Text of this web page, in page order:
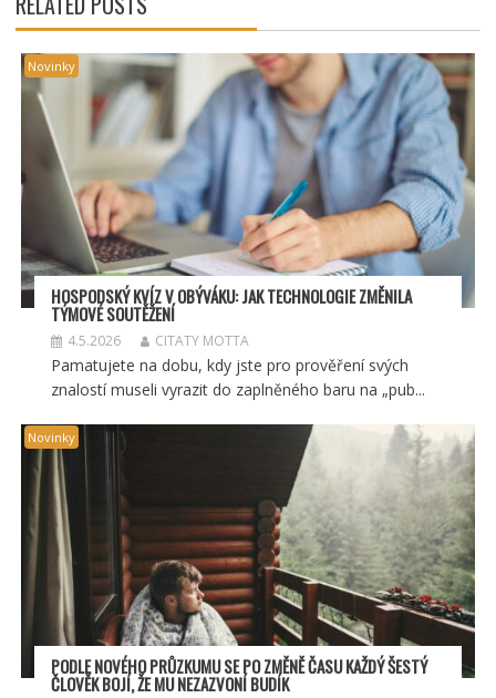
Novinky
HOSPODSKÝKVÍZ V OBÝVÁKU: JAK TECHNOLOGIE ZMĚNILA
TÝMOVÉ SOUTĚŽENÍ
4.5.2026 CITATY MOTTA
Pamatujete na dobu, kdy jste pro prověření svých
znalostí museli vyrazit do zaplněného baru na „pub...
Novinky
PODLE NOVÉHO PRŮZKUMU SE PO ZMĚNĚ ČASU KAŽDÝ ŠESTÝ
ČLOVĚK BOJÍ, ŽE MU NEZAZVONÍ BUDÍK